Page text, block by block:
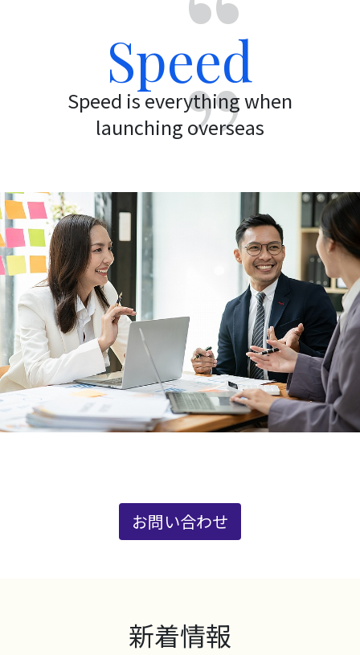
Speed
Speed is everything when
launching overseas
お問い合わせ
新着情報